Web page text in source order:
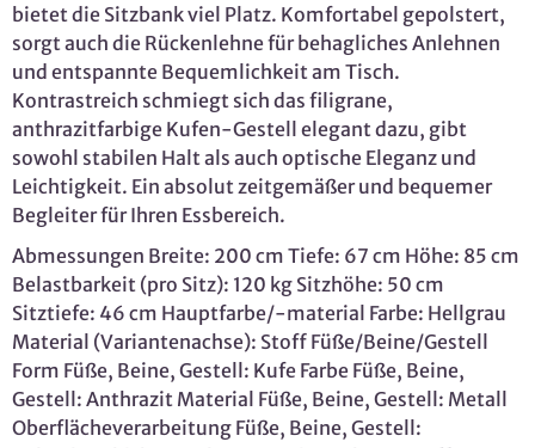
bietet die Sitzbank viel Platz. Komfortabel gepolstert,
sorgt auch die Rückenlehne für behagliches Anlehnen
und entspannte Bequemlichkeit am Tisch.
Kontrastreich schmiegt sich das filigrane,
anthrazitfarbige Kufen-Gestell elegant dazu, gibt
sowohl stabilen Halt als auch optische Eleganz und
Leichtigkeit. Ein absolut zeitgemäßer und bequemer
Begleiter für Ihren Essbereich.
Abmessungen Breite: 200 cm Tiefe: 67 cm Höhe: 85 cm
Belastbarkeit (pro Sitz): 120 kg Sitzhöhe: 50 cm
Sitztiefe: 46 cm Hauptfarbe/-material Farbe: Hellgrau
Material (Variantenachse): Stoff Füße/Beine/Gestell
Form Füße, Beine, Gestell: Kufe Farbe Füße, Beine,
Gestell: Anthrazit Material Füße, Beine, Gestell: Metall
Oberflächeverarbeitung Füße, Beine, Gestell: